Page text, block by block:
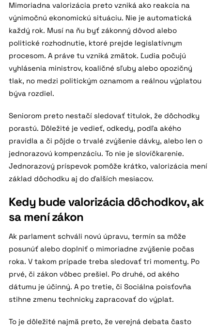
Mimoriadna valorizácia preto vzniká ako reakcia na
výnimočnú ekonomickú situáciu. Nie je automatická
každý rok. Musí na ňu byť zákonný dôvod alebo
politické rozhodnutie, ktoré prejde legislatívnym
procesom. A práve tu vzniká zmätok. Ľudia počujú
vyhlásenia ministrov, koaličné sľuby alebo opozičný
tlak, no medzi politickým oznamom a reálnou výplatou
býva rozdiel.
Seniorom preto nestačí sledovať titulok, že dôchodky
porastú. Dôležité je vedieť, odkedy, podľa akého
pravidla a či pôjde o trvalé zvýšenie dávky, alebo len o
jednorazovú kompenzáciu. To nie je slovíčkarenie.
Jednorazový príspevok pomôže krátko, valorizácia mení
základ dôchodku aj do ďalších mesiacov.
Kedy bude valorizácia dôchodkov, ak
sa mení zákon
Ak parlament schváli novú úpravu, termín sa môže
posunúť alebo doplniť o mimoriadne zvýšenie počas
roka. V takom prípade treba sledovať tri momenty. Po
prvé, či zákon vôbec prešiel. Po druhé, od akého
dátumu je účinný. A po tretie, či Sociálna poisťovňa
stihne zmenu technicky zapracovať do výplat.
To je dôležité najmä preto, že verejná debata často